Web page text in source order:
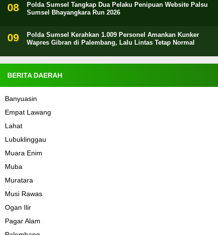
Polda Sumsel Tangkap Dua Pelaku Penipuan Website Palsu
Sumsel Bhayangkara Run 2026
Polda Sumsel Kerahkan 1.009 Personel Amankan Kunker
Wapres Gibran di Palembang, Lalu Lintas Tetap Normal
BERITA DAERAH
Banyuasin
Empat Lawang
Lahat
Lubuklinggau
Muara Enim
Muba
Muratara
Musi Rawas
Ogan Ilir
Pagar Alam